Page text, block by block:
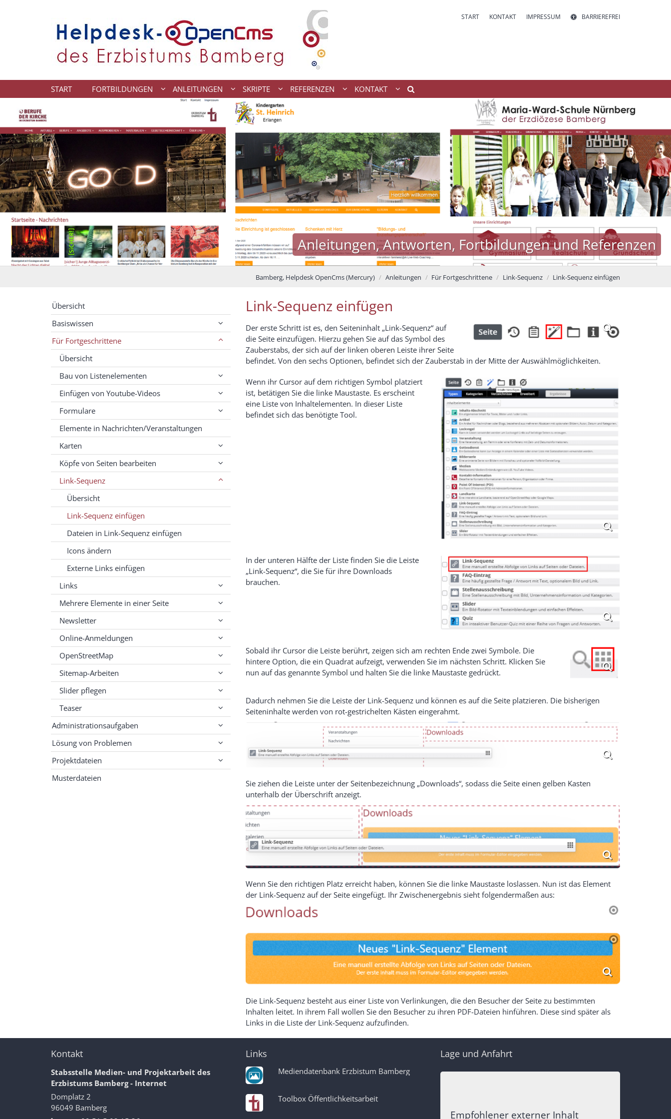
START KONTAKT IMPRESSUM BARRIEREFREI
START FORTBILDUNGEN ANLEITUNGEN SKRIPTE REFERENZEN KONTAKT
Anleitungen, Antworten, Fortbildungen und Referenzen
Bamberg, Helpdesk OpenCms (Mercury) Anleitungen Für Fortgeschrittene Link-Sequenz Link-Sequenz einfügen
Link-Sequenz einfügen
Der erste Schritt ist es, den Seiteninhalt „Link-Sequenz“ auf
die Seite einzufügen. Hierzu gehen Sie auf das Symbol des
Zauberstabs, der sich auf der linken oberen Leiste ihrer Seite
befindet. Von den sechs Optionen, befindet sich der Zauberstab in der Mitte der Auswählmöglichkeiten.
Wenn ihr Cursor auf dem richtigen Symbol platziert
ist, betätigen Sie die linke Maustaste. Es erscheint
eine Liste von Inhaltelementen. In dieser Liste
befindet sich das benötigte Tool.
In der unteren Hälfte der Liste finden Sie die Leiste
„Link-Sequenz“, die Sie für ihre Downloads
brauchen.
Sobald ihr Cursor die Leiste berührt, zeigen sich am rechten Ende zwei Symbole. Die
hintere Option, die ein Quadrat aufzeigt, verwenden Sie im nächsten Schritt. Klicken Sie
nun auf das genannte Symbol und halten Sie die linke Maustaste gedrückt.
Dadurch nehmen Sie die Leiste der Link-Sequenz und können es auf die Seite platzieren. Die bisherigen
Seiteninhalte werden von rot-gestrichelten Kästen eingerahmt.
Sie ziehen die Leiste unter der Seitenbezeichnung „Downloads“, sodass die Seite einen gelben Kasten
unterhalb der Überschrift anzeigt.
Wenn Sie den richtigen Platz erreicht haben, können Sie die linke Maustaste loslassen. Nun ist das Element
der Link-Sequenz auf der Seite eingefügt. Ihr Zwischenergebnis sieht folgendermaßen aus:
Die Link-Sequenz besteht aus einer Liste von Verlinkungen, die den Besucher der Seite zu bestimmten
Inhalten leitet. In ihrem Fall wollen Sie den Besucher zu ihren PDF-Dateien hinführen. Diese sind später als
Links in die Liste der Link-Sequenz aufzufinden.
Übersicht
Basiswissen
Für Fortgeschrittene
Übersicht
Bau von Listenelementen
Einfügen von Youtube-Videos
Formulare
Elemente in Nachrichten/Veranstaltungen
Karten
Köpfe von Seiten bearbeiten
Link-Sequenz
Übersicht
Link-Sequenz einfügen
Dateien in Link-Sequenz einfügen
Icons ändern
Externe Links einfügen
Links
Mehrere Elemente in einer Seite
Newsletter
Online-Anmeldungen
OpenStreetMap
Sitemap-Arbeiten
Slider pflegen
Teaser
Administrationsaufgaben
Lösung von Problemen
Projektdateien
Musterdateien
Kontakt
Stabsstelle Medien- und Projektarbeit des
Erzbistums Bamberg - Internet
Domplatz 2
96049 Bamberg
Links
Mediendatenbank Erzbistum Bamberg
Toolbox Öffentlichkeitsarbeit
Lage und Anfahrt
Empfohlener externer Inhalt